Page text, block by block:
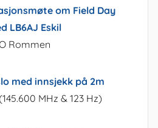
om Field Day
LB6AJ Eskil
Rommen
med innsjekk på 2m
MHz & 123 Hz)